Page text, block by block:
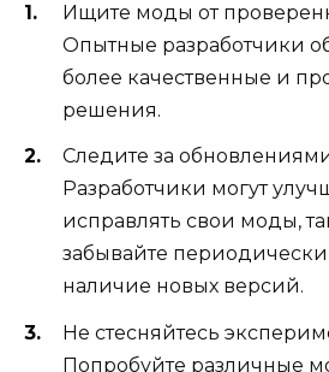
Ищите моды от
Опытные разработчики
более качественные и
решения.
Следите за
Разработчики могут
исправлять свои моды,
забывайте
наличие новых версий.
Не стесняйтесь
Попробуйте различные